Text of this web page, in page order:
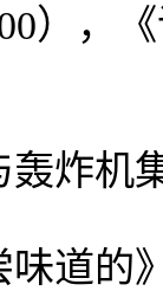
），
轰炸
味道